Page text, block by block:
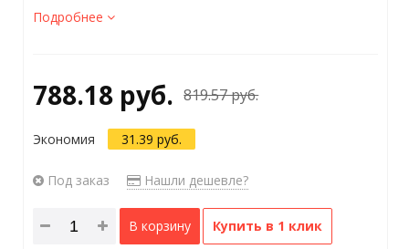
Подробнее
788.18 руб. 819.57 руб.
Экономия 31.39 руб.
Под заказ Нашли дешевле?
В корзину Купить в 1 клик